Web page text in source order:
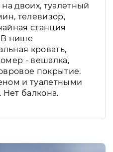
двоих, туалетный
телевизор,
станция
В нише
кровать,
- вешалка,
покрытие.
и туалетными
балкона.